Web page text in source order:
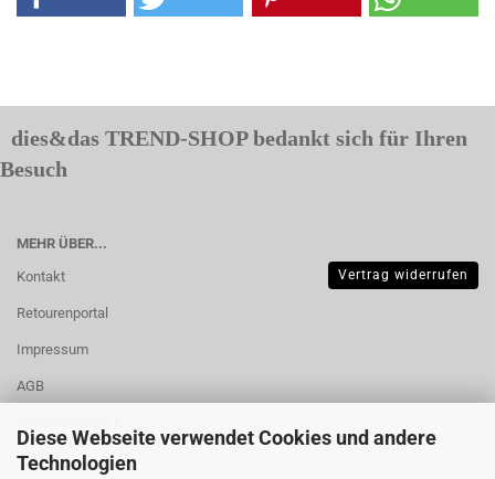
Diese Webseite verwendet Cookies und andere
Technologien
dies&das TREND-SHOP bedankt sich für Ihren
Besuch
MEHR ÜBER...
Kontakt
Retourenportal
Impressum
AGB
Muster-
Vertrag widerrufen